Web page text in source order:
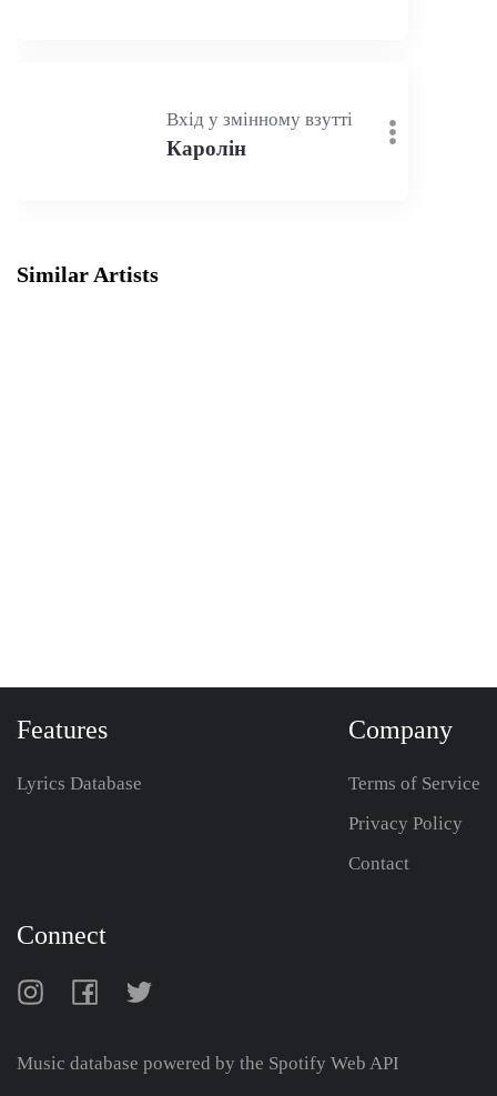
Вхід у змінному взутті
Каролін
Similar Artists
Features
Lyrics Database
Company
Terms of Service
Privacy Policy
Contact
Connect
Music database powered by the Spotify Web API